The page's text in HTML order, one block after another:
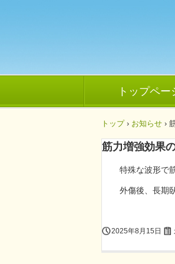
トップペ
トップ › お知らせ ›
筋力増強効果
特殊な波形で
外傷後、長期
2025年8月15日